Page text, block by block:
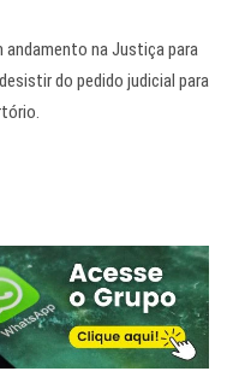
andamento na Justiça para
do pedido judicial para